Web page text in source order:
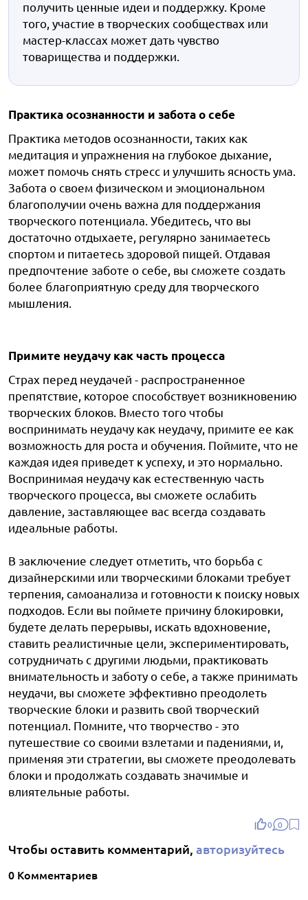
получить ценные идеи и поддержку. Кроме
того, участие в творческих сообществах или
мастер-классах может дать чувство
товарищества и поддержки.
Практика осознанности и забота о себе
Практика методов осознанности, таких как
медитация и упражнения на глубокое дыхание,
может помочь снять стресс и улучшить ясность ума.
Забота о своем физическом и эмоциональном
благополучии очень важна для поддержания
творческого потенциала. Убедитесь, что вы
достаточно отдыхаете, регулярно занимаетесь
спортом и питаетесь здоровой пищей. Отдавая
предпочтение заботе о себе, вы сможете создать
более благоприятную среду для творческого
мышления.
Примите неудачу как часть процесса
Страх перед неудачей - распространенное
препятствие, которое способствует возникновению
творческих блоков. Вместо того чтобы
воспринимать неудачу как неудачу, примите ее как
возможность для роста и обучения. Поймите, что не
каждая идея приведет к успеху, и это нормально.
Воспринимая неудачу как естественную часть
творческого процесса, вы сможете ослабить
давление, заставляющее вас всегда создавать
идеальные работы.
В заключение следует отметить, что борьба с
дизайнерскими или творческими блоками требует
терпения, самоанализа и готовности к поиску новых
подходов. Если вы поймете причину блокировки,
будете делать перерывы, искать вдохновение,
ставить реалистичные цели, экспериментировать,
сотрудничать с другими людьми, практиковать
внимательность и заботу о себе, а также принимать
неудачи, вы сможете эффективно преодолеть
творческие блоки и развить свой творческий
потенциал. Помните, что творчество - это
путешествие со своими взлетами и падениями, и,
применяя эти стратегии, вы сможете преодолевать
блоки и продолжать создавать значимые и
влиятельные работы.
0 0
Чтобы оставить комментарий, авторизуйтесь
0 Комментариев